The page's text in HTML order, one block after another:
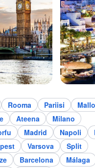
Rooma Pariisi
Ateena
Milano
Madrid Napoli
Varsova
Split
Barcelona
Málaga